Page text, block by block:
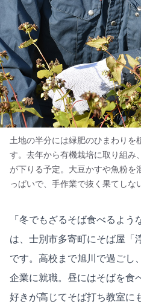
土地の半分には緑肥のひまわりを
す。去年から有機栽培に取り組み
が下りる予定。大豆かすや魚粉を
っぱいで、手作業で抜く果てしな
「冬でもざるそば食べるよ
は、士別市多寄町にそば屋「
です。高校まで旭川で過ごし
企業に就職。昼にはそばを食
好きが高じてそば打ち教室に